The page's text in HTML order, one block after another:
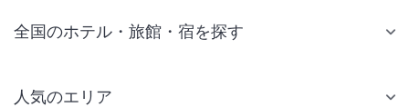
全国のホテル・旅館・宿を探す
人気のエリア